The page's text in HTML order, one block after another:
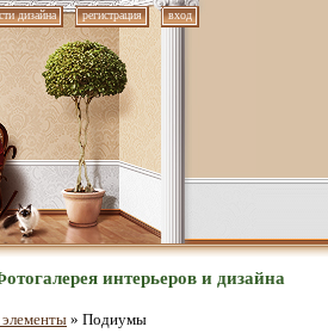
дизайна регистрация вход
интерьеров и дизайна
» Подиумы